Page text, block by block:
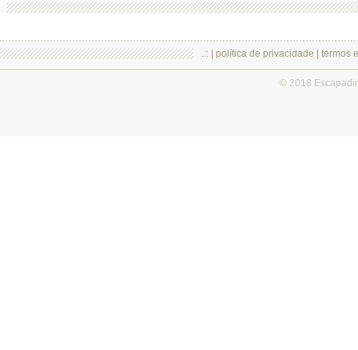
.:: | política de privacidade termos
© 2018